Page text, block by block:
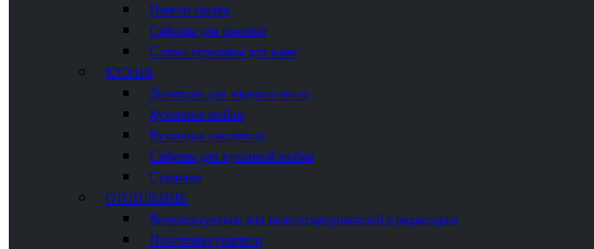
Панели смыва
Сифоны для раковин
Сливы-переливы для ванн
КУХНЯ
Дозаторы для жидкого мыла
Кухонные мойки
Кухонные смесители
Сифоны для кухонной мойки
Сушилки
ОТОПЛЕНИЕ
Комплектующие для полотенцесушителей и радиаторов
Полотенцесушители